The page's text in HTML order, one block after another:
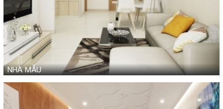
NHÀ MẪU